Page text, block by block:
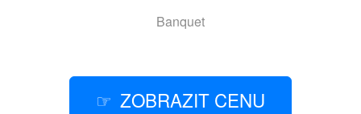
Banquet
ZOBRAZIT CENU